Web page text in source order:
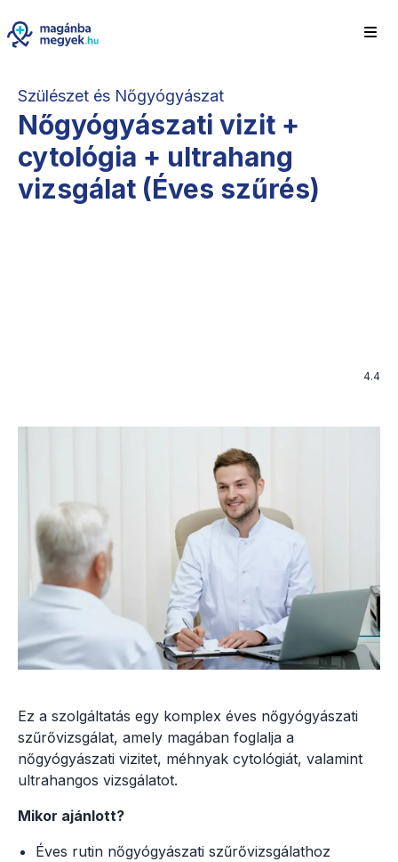
Szülészet és Nőgyógyászat
Nőgyógyászati vizit +
cytológia + ultrahang
vizsgálat (Éves szűrés)
4.4
Ez a szolgáltatás egy komplex éves nőgyógyászati
szűrővizsgálat, amely magában foglalja a
nőgyógyászati vizitet, méhnyak cytológiát, valamint
ultrahangos vizsgálatot.
Mikor ajánlott?
Éves rutin nőgyógyászati szűrővizsgálathoz